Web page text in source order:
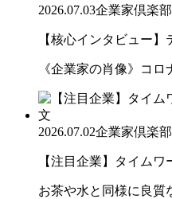
2026.07.03企業家倶楽
【核心インタビュー
《企業家の肖像》コ
2026.07.02企業家倶楽
【注目企業】タイム
お茶や水と同様に良質